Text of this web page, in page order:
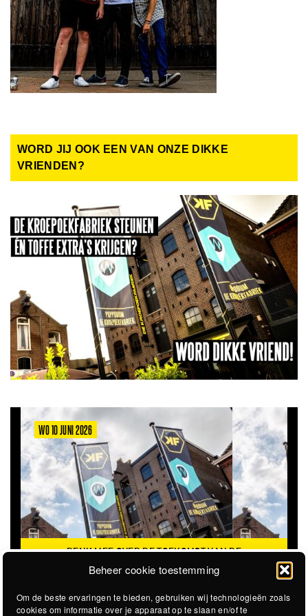
Beheer cookie toestemming
Om de beste ervaringen te bieden, gebruiken wij technologieën zoals
cookies om informatie over je apparaat op te slaan en/of te
WORD JIJ OOK EEN VAN ONZE DIKKE
VRIENDEN?
WO 10 JUNI 2026
DENK MEE OVER DE TOEKOMST VAN DE
KROEPOEKFABRIEK